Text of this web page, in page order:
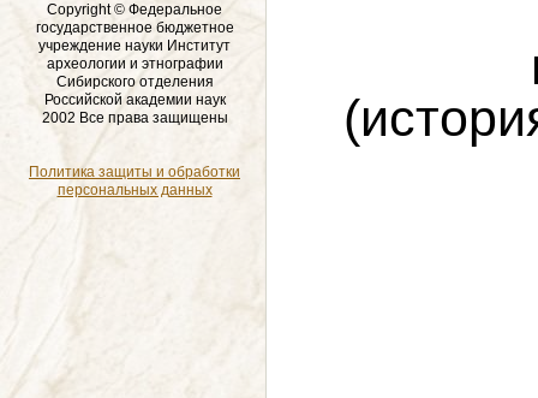
Copyright © Федеральное
государственное бюджетное
учреждение науки Институт
археологии и этнографии
Сибирского отделения
Российской академии наук
2002 Все права защищены
Политика защиты и обработки
персональных данных